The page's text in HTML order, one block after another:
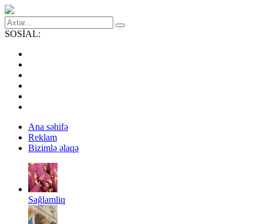
SOSİAL:
Ana səhifə
Reklam
Bizimlə əlaqə
Sağlamliq